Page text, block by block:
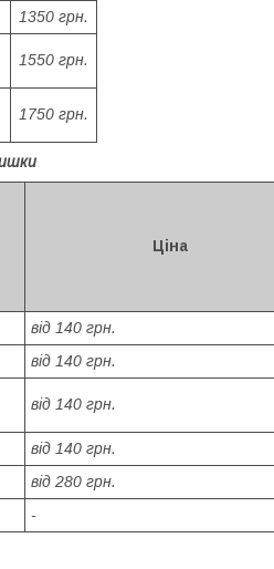
1350 грн.
1550 грн.
1750 грн.
Ціна
від 140 грн.
від 140 грн.
від 140 грн.
від 140 грн.
від 280 грн.
-